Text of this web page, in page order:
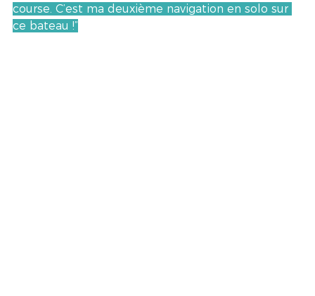
course. C’est ma deuxième navigation en solo sur
ce bateau !”